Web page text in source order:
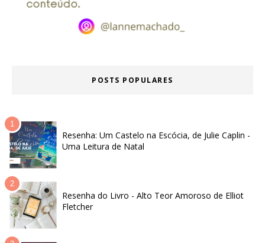
POSTS POPULARES
Resenha: Um Castelo na Escócia, de Julie Caplin -
Uma Leitura de Natal
Resenha do Livro - Alto Teor Amoroso de Elliot
Fletcher